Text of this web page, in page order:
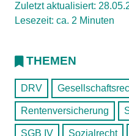
Zuletzt aktualisiert:
Lesezeit: ca. 2 Minuten
THEMEN
DRV
Rentenversicherung
SGB IV Sozialrecht